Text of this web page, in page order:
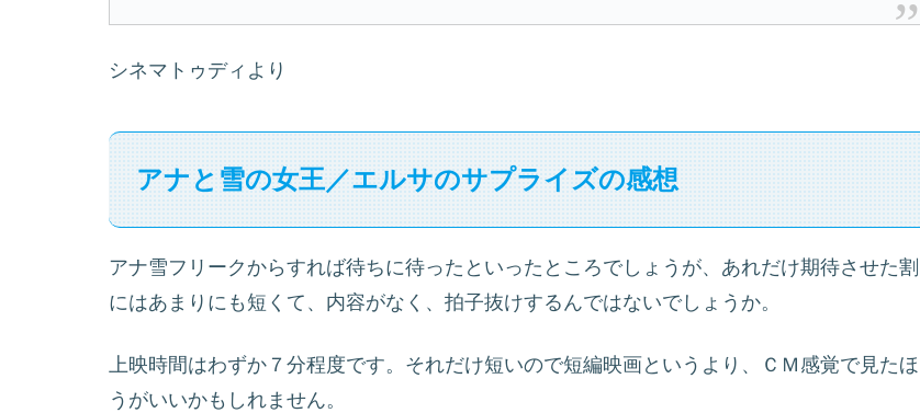
シネマトゥディより
アナと雪の女王／エルサのサプライズの感想
アナ雪フリークからすれば待ちに待ったといったところでしょうが、あれだけ期待させた割
にはあまりにも短くて、内容がなく、拍子抜けするんではないでしょうか。
上映時間はわずか７分程度です。それだけ短いので短編映画というより、ＣＭ感覚で見たほ
うがいいかもしれません。